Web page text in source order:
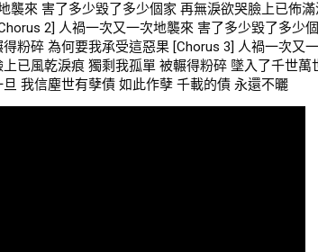
襲來 害了多少毀了多少個家 再無淚欲哭臉上已佈
2] 人禍一次又一次地襲來 害了多少毀了多少
粉碎 為何要我承受這惡果 [Chorus 3] 人禍一次又
已風乾淚痕 獨剩我孤單 被輾得粉碎 墜入了千世萬
我信塵世有孽債 如此作孽 千載的債 永還不曬